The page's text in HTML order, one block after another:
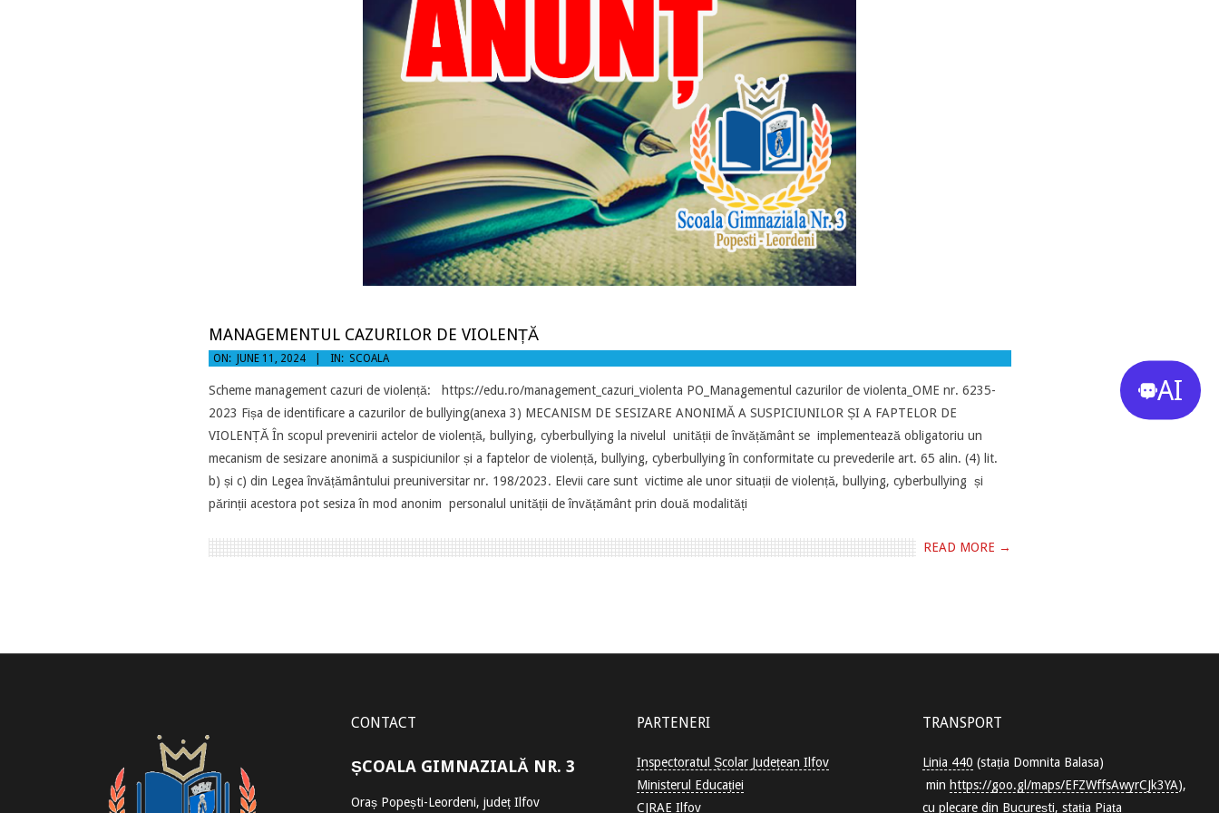
MANAGEMENTUL CAZURILOR DE VIOLENȚĂ
2024-
ON: JUNE 11, 2024 IN: SCOALA
Scheme management cazuri de violență: https://edu.ro/management_cazuri_violenta PO_Managementul cazurilor de violenta_OME nr. 6235-
2023 Fișa de identificare a cazurilor de bullying(anexa 3) MECANISM DE SESIZARE ANONIMĂ A SUSPICIUNILOR ȘI A FAPTELOR DE
VIOLENȚĂ În scopul prevenirii actelor de violență, bullying, cyberbullying la nivelul unității de învățământ se implementează obligatoriu un
mecanism de sesizare anonimă a suspiciunilor și a faptelor de violență, bullying, cyberbullying în conformitate cu prevederile art. 65 alin. (4) lit.
b) și c) din Legea învățământului preuniversitar nr. 198/2023. Elevii care sunt victime ale unor situații de violență, bullying, cyberbullying și
părinții acestora pot sesiza în mod anonim personalul unității de învățământ prin două modalități
READ MORE →
CONTACT
ȘCOALA GIMNAZIALĂ NR. 3
Oraș Popești-Leordeni, județ Ilfov
PARTENERI
Inspectoratul Școlar Județean Ilfov
Ministerul Educației
CJRAE Ilfov
TRANSPORT
Linia 440 (stația Domnita Balasa)
min https://goo.gl/maps/EFZWffsAwyrCJk3YA),
cu plecare din București, stația Piața
AI